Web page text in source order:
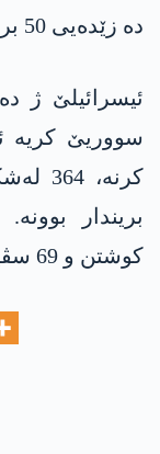
دە زێدەیی 50 برینداران هەنە، 7 ژ وان سڤیلن.
کوشتن و 69 سڤیل ژی بریندار بوونە.